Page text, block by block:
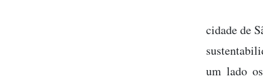
cidade de
um lado